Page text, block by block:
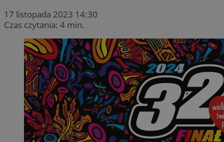
17 listopada 2023 14:30
Czas czytania: 4 min.